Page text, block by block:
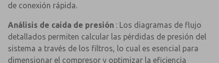
de conexión rápida.
Análisis de caída de presión : Los diagramas de flujo
detallados permiten calcular las pérdidas de presión del
sistema a través de los filtros, lo cual es esencial para
dimensionar el compresor y optimizar la eficiencia